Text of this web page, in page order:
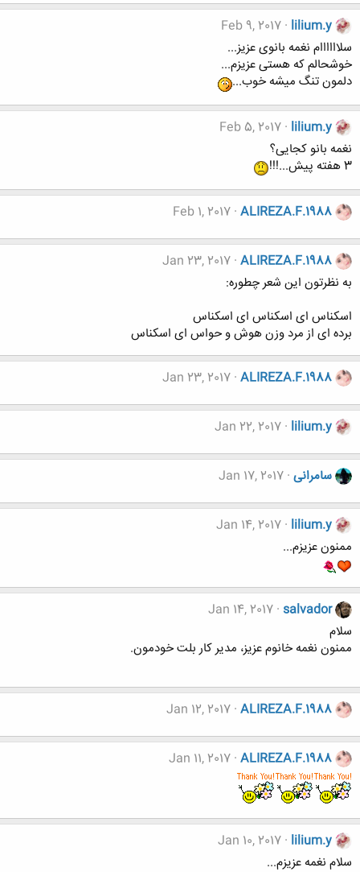
lilium.y
Feb 9, 2017
سلاااااام نغمه بانوی عزیز...
خوشحالم که هستی عزیزم...
دلمون تنگ میشه خوب...
lilium.y
Feb 5, 2017
نغمه بانو کجایی؟
3 هفته پیش...!!!
ALIREZA.F.1988
Feb 1, 2017
ALIREZA.F.1988
Jan 23, 2017
به نظرتون این شعر چطوره:
اسکناس ای اسکناس ای اسکناس
برده ای از مرد وزن هوش و حواس ای اسکناس
ALIREZA.F.1988
Jan 23, 2017
lilium.y
Jan 22, 2017
سامرانی Jan 17, 2017
lilium.y
Jan 14, 2017
ممنون عزیزم...
salvador
Jan 14, 2017
سلام
ممنون نغمه خانوم عزیز، مدیر کار بلت خودمون.
ALIREZA.F.1988
Jan 12, 2017
ALIREZA.F.1988
Jan 11, 2017
lilium.y
Jan 10, 2017
سلام نغمه عزیزم...